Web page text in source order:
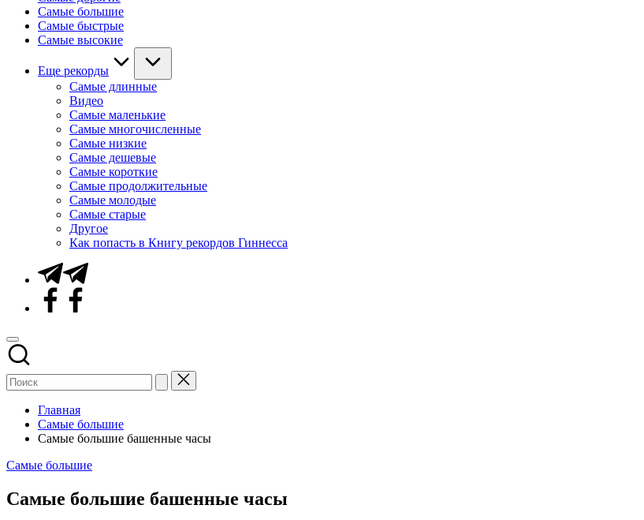
Самые большие
Самые быстрые
Самые высокие
Еще рекорды
Самые длинные
Видео
Самые маленькие
Самые многочисленные
Самые низкие
Самые дешевые
Самые короткие
Самые продолжительные
Самые молодые
Самые старые
Другое
Как попасть в Книгу рекордов Гиннесса
Telegram
Facebook
Главная
Самые большие
Самые большие башенные часы
Опубликовано
Самые большие
Самые большие башенные часы